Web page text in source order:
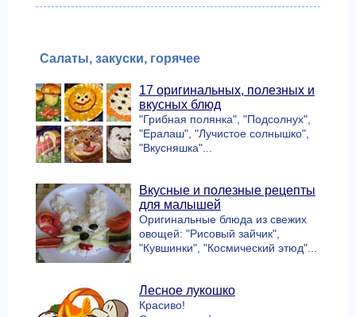
Салаты, закуски, горячее
17 оригинальных, полезных и
вкусных блюд
"Грибная полянка", "Подсолнух",
"Ералаш", "Лучистое солнышко",
"Вкусняшка"...
Вкусные и полезные рецепты
для малышей
Оригинальные блюда из свежих
овощей: "Рисовый зайчик",
"Кувшинки", "Космический этюд"...
Лесное лукошко
Красиво!